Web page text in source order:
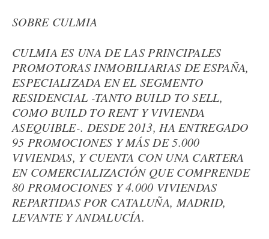
SOBRE CULMIA
CULMIA ES UNA DE LAS PRINCIPALES
PROMOTORAS INMOBILIARIAS DE ESPAÑA,
ESPECIALIZADA EN EL SEGMENTO
RESIDENCIAL -TANTO BUILD TO SELL,
COMO BUILD TO RENT Y VIVIENDA
ASEQUIBLE-. DESDE 2013, HA ENTREGADO
95 PROMOCIONES Y MÁS DE 5.000
VIVIENDAS, Y CUENTA CON UNA CARTERA
EN COMERCIALIZACIÓN QUE COMPRENDE
80 PROMOCIONES Y 4.000 VIVIENDAS
REPARTIDAS POR CATALUÑA, MADRID,
LEVANTE Y ANDALUCÍA.